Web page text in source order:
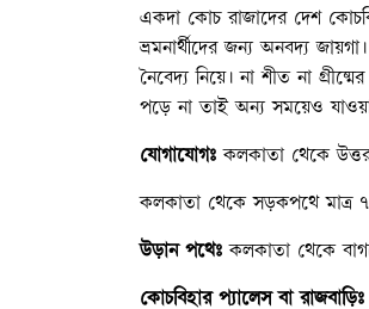
একদা কোচ রাজাদের দেশ
ভ্রমনার্থীদের জন্য অনবদ্য
নৈবেদ্য নিয়ে। না শীত না
পড়ে না তাই অন্য সময়েও যাওয়া
যোগাযোগঃকলকাতা থেকে
কলকাতা থেকে সড়কপথে মাত্র
উড়ান পথেঃকলকাতা থেকে
কোচবিহার প্যালেস বা রাজবাড়িঃ